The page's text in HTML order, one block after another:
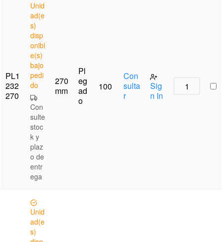
PL1
232
270
Unid
ad(e
s)
disp
onibl
e(s)
bajo
pedi
do
Con
sulte
stoc
k y
plaz
o de
entr
ega
270
mm
Pl
eg
ad
o
100
Con
sulta
r
Sig
n In
Unid
ad(e
s)